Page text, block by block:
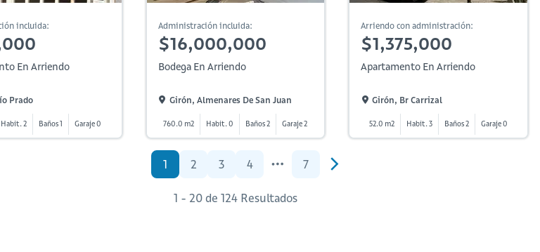
incluida:
En Arriendo
Prado
Habit. 2 Baños 1 Garaje 0
Administración incluida:
$16,000,000
Bodega En Arriendo
Girón, Almenares De San Juan
760.0 m2 Habit. 0 Baños 2 Garaje 2
Arriendo con administración:
$1,375,000
Apartamento En Arriendo
Girón, Br Carrizal
52.0 m2 Habit. 3 Baños 2 Garaje 0
1 2 3 4 7
1 - 20 de 124 Resultados